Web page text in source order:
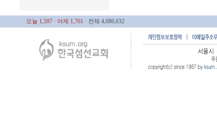
오늘 1,597 · 어제 1,761 · 전체 4,086,632